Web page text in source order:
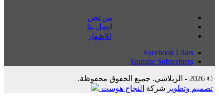
من نحن
اتصل بنا
للإشهار
Facebook Likes
Youtube Subscribers
© 2026 - الزيلاشي. جميع الحقوق محفوظة.
تصميم وتطوير شركة النجاح هوست